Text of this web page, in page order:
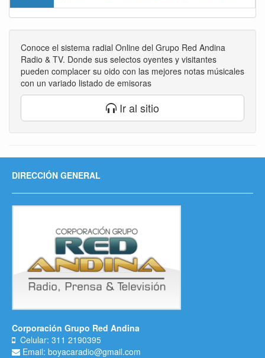
Conoce el sistema radial Online del Grupo Red Andina
Radio & TV. Donde sus selectos oyentes y visitantes
pueden complacer su oido con las mejores notas músicales
con un variado listado de emisoras
Ir al sitio
DIRECCIÓN GENERAL
Corporación Grupo Red Andina
Celular: 311 2190395
Email: boyacaradio@gmail.com